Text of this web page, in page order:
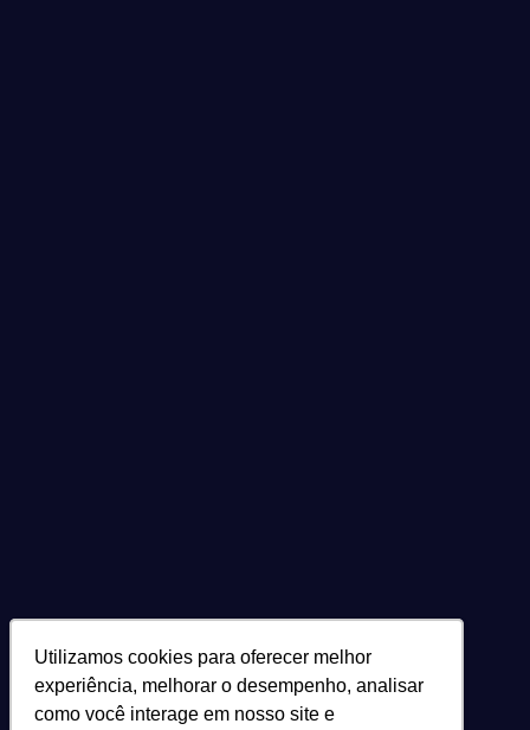
Utilizamos cookies para oferecer melhor
experiência, melhorar o desempenho, analisar
como você interage em nosso site e
Utilizamos cookies para oferecer melhor
experiência, melhorar o desempenho, analisar
como você interage em nosso site e